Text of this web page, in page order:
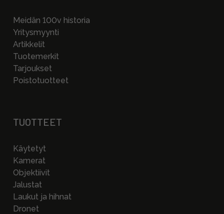
Meidän 100v historia
Yritysmyynti
Artikkelit
Tuotemerkit
Tarjoukset
Poistotuotteet
TUOTTEET
Käytetyt
Kamerat
Objektiivit
Jalustat
Laukut ja hihnat
Dronet